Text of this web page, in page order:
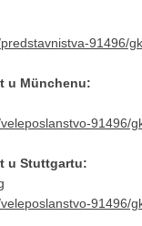
91496/
u Münchenu:
91496/
u Stuttgartu:
91496/